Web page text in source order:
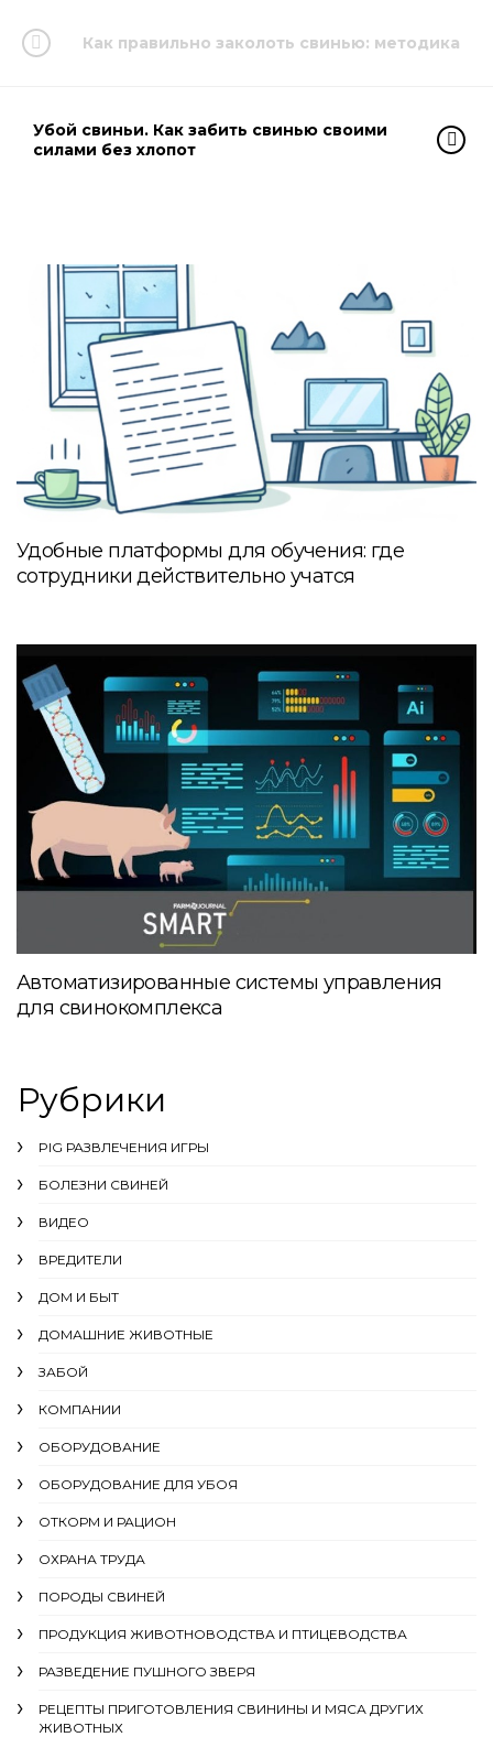
Как правильно заколоть свинью: методика
Убой свиньи. Как забить свинью своими
силами без хлопот
Удобные платформы для обучения: где
сотрудники действительно учатся
Автоматизированные системы управления
для свинокомплекса
Рубрики
PIG РАЗВЛЕЧЕНИЯ ИГРЫ
БОЛЕЗНИ СВИНЕЙ
ВИДЕО
ВРЕДИТЕЛИ
ДОМ И БЫТ
ДОМАШНИЕ ЖИВОТНЫЕ
ЗАБОЙ
КОМПАНИИ
ОБОРУДОВАНИЕ
ОБОРУДОВАНИЕ ДЛЯ УБОЯ
ОТКОРМ И РАЦИОН
ОХРАНА ТРУДА
ПОРОДЫ СВИНЕЙ
ПРОДУКЦИЯ ЖИВОТНОВОДСТВА И ПТИЦЕВОДСТВА
РАЗВЕДЕНИЕ ПУШНОГО ЗВЕРЯ
РЕЦЕПТЫ ПРИГОТОВЛЕНИЯ СВИНИНЫ И МЯСА ДРУГИХ
ЖИВОТНЫХ